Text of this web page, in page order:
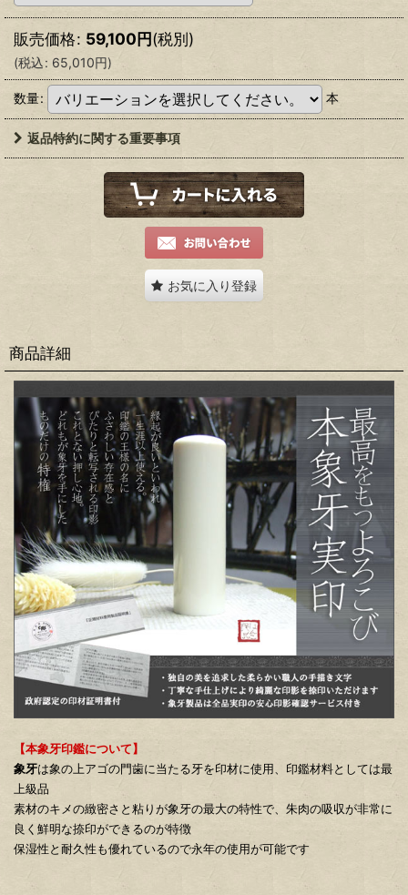
販売価格: 59,100円(税別)
(税込: 65,010円)
数量: 本
返品特約に関する重要事項
お気に入り登録
商品詳細
【本象牙印鑑について】
象牙は象の上アゴの門歯に当たる牙を印材に使用、印鑑材料としては最
上級品
素材のキメの緻密さと粘りが象牙の最大の特性で、朱肉の吸収が非常に
良く鮮明な捺印ができるのが特徴
保湿性と耐久性も優れているので永年の使用が可能です